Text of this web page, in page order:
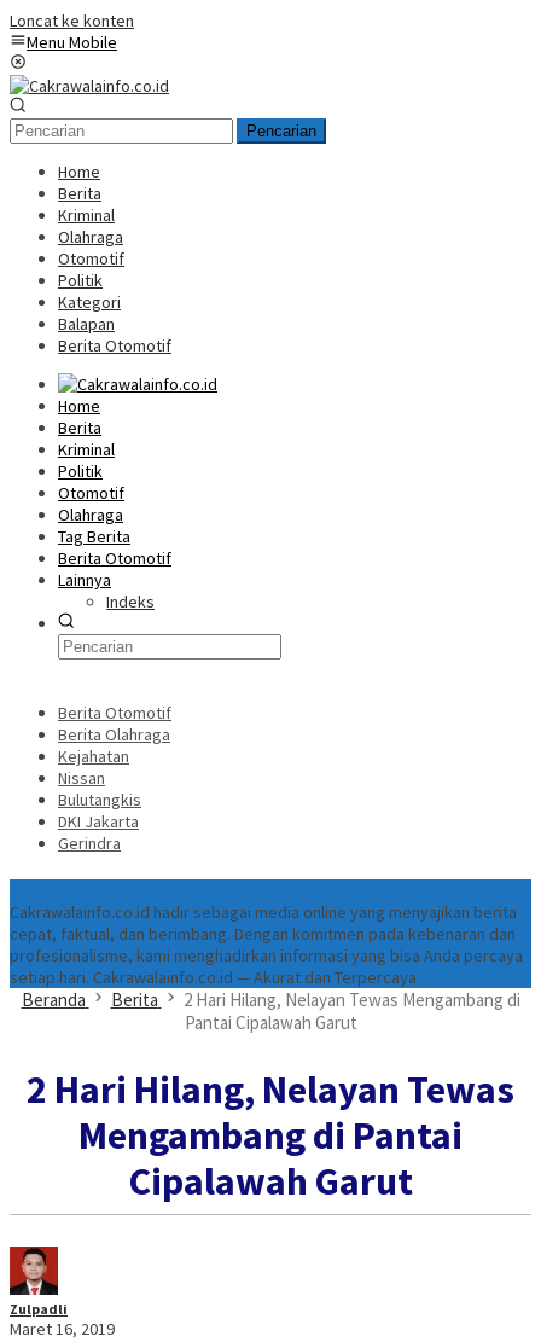
Loncat ke konten
Menu Mobile
Pencarian
Home
Berita
Kriminal
Olahraga
Otomotif
Politik
Kategori
Balapan
Berita Otomotif
Home
Berita
Kriminal
Politik
Otomotif
Olahraga
Tag Berita
Berita Otomotif
Lainnya
Indeks
Berita Otomotif
Berita Olahraga
Kejahatan
Nissan
Bulutangkis
DKI Jakarta
Gerindra
Cakrawalainfo.co.id hadir sebagai media online yang menyajikan berita
cepat, faktual, dan berimbang. Dengan komitmen pada kebenaran dan
profesionalisme, kami menghadirkan informasi yang bisa Anda percaya
setiap hari. Cakrawalainfo.co.id — Akurat dan Terpercaya.
Beranda Berita
2 Hari Hilang, Nelayan Tewas Mengambang di
Pantai Cipalawah Garut
2 Hari Hilang, Nelayan Tewas
Mengambang di Pantai
Cipalawah Garut
Zulpadli
Maret 16, 2019